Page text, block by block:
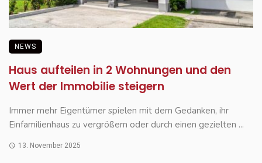
NEWS
Haus aufteilen in 2 Wohnungen und den
Wert der Immobilie steigern
Immer mehr Eigentümer spielen mit dem Gedanken, ihr
Einfamilienhaus zu vergrößern oder durch einen gezielten ...
13. November 2025